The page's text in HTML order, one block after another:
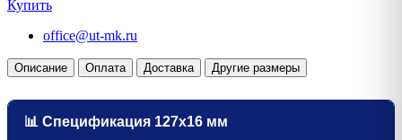
Купить
office@ut-mk.ru
Описание Оплата Доставка Другие размеры
📊 Спецификация 127х16 мм